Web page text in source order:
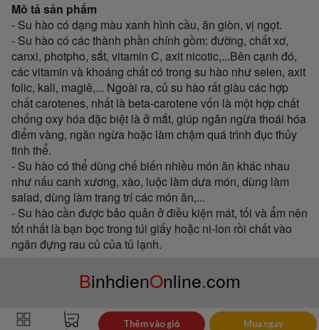
Mô tả sản phẩm
- Su hào có dạng màu xanh hình cầu, ăn giòn, vị ngọt.
- Su hào có các thành phần chính gồm: đường, chất xơ,
canxi, photpho, sắt, vitamin C, axit nicotic,...Bên cạnh đó,
các vitamin và khoáng chất có trong su hào như selen, axit
folic, kali, magiê,... Ngoài ra, củ su hào rất giàu các hợp
chất carotenes, nhất là beta-carotene vốn là một hợp chất
chống oxy hóa đặc biệt là ở mắt, giúp ngăn ngừa thoái hóa
điểm vàng, ngăn ngừa hoặc làm chậm quá trình đục thủy
tinh thể.
- Su hào có thể dùng chế biến nhiều món ăn khác nhau
như nấu canh xương, xào, luộc làm dưa món, dùng làm
salad, dùng làm trang trí các món ăn,...
- Su hào cần được bảo quản ở điều kiện mát, tối và ẩm nên
tốt nhất là bạn bọc trong túi giấy hoặc ni-lon rồi chất vào
ngăn đựng rau củ của tủ lạnh.
BinhdienOnline.com
Thêm vào giỏ Mua ngay